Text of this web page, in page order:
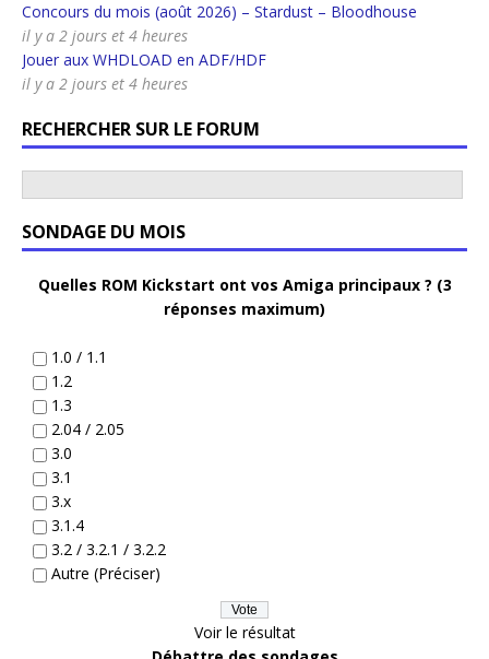
Concours du mois (août 2026) – Stardust – Bloodhouse
il y a 2 jours et 4 heures
Jouer aux WHDLOAD en ADF/HDF
il y a 2 jours et 4 heures
RECHERCHER SUR LE FORUM
SONDAGE DU MOIS
Quelles ROM Kickstart ont vos Amiga principaux ? (3
réponses maximum)
1.0 / 1.1
1.2
1.3
2.04 / 2.05
3.0
3.1
3.x
3.1.4
3.2 / 3.2.1 / 3.2.2
Autre (Préciser)
Voir le résultat